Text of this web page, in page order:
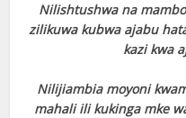
Nilishtushwa na
zilikuwa kubwa ajabu
kazi kwa
Nilijiambia moyoni
mahali ili kukinga mke